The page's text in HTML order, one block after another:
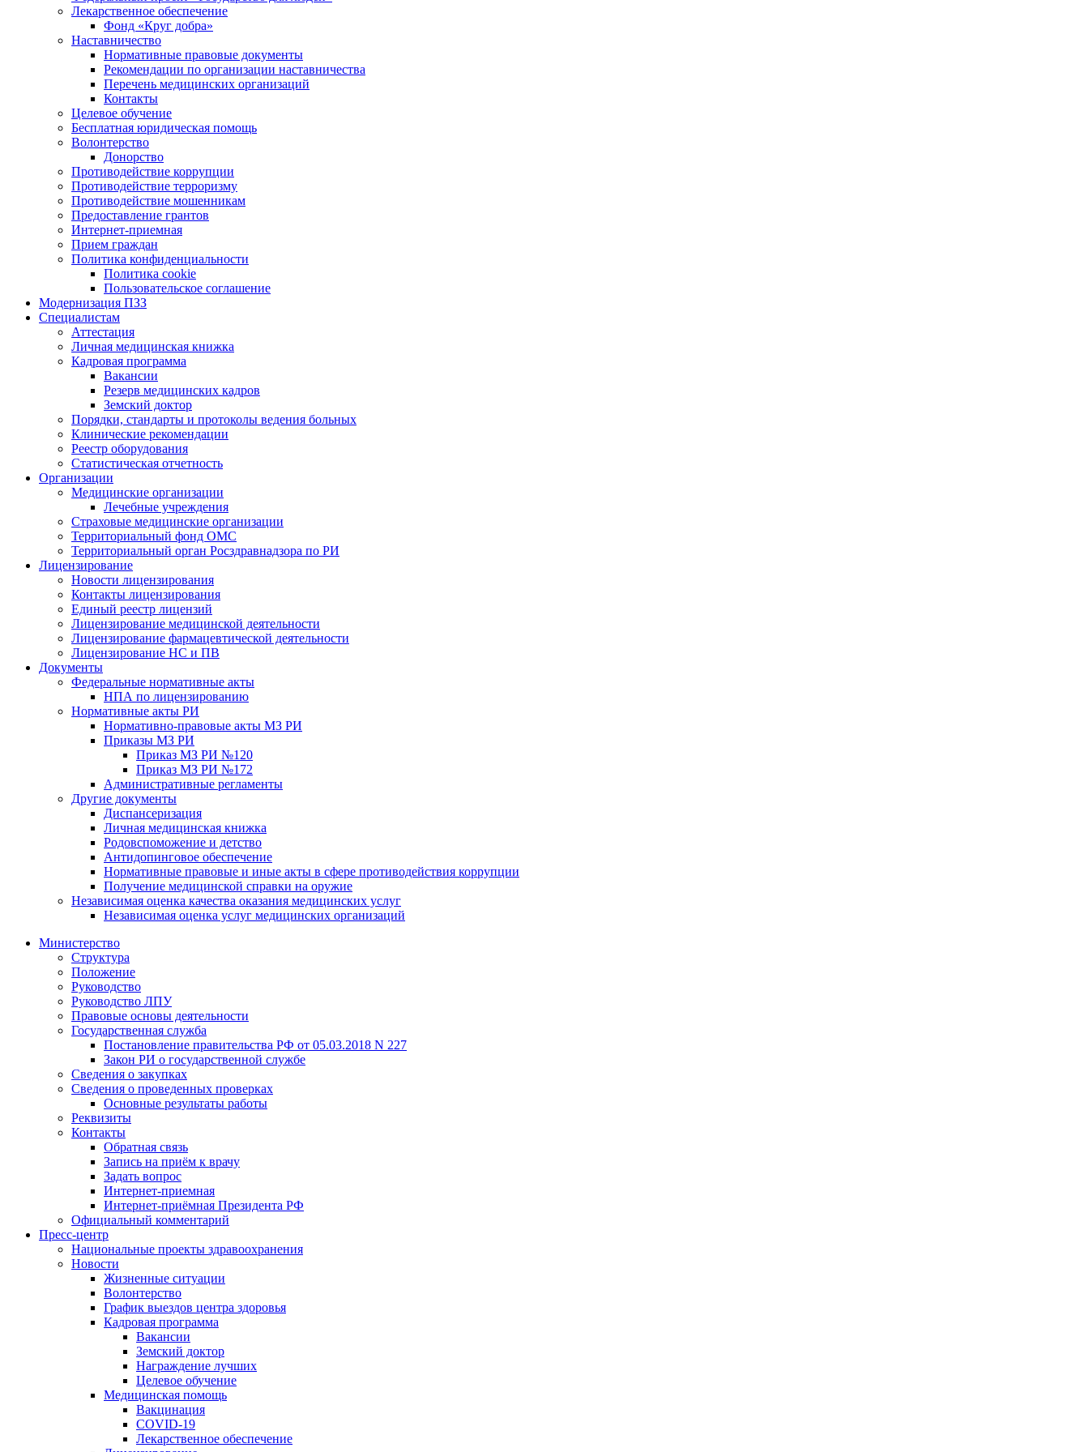
Лекарственное обеспечение
Фонд «Круг добра»
Наставничество
Нормативные правовые документы
Рекомендации по организации наставничества
Перечень медицинских организаций
Контакты
Целевое обучение
Бесплатная юридическая помощь
Волонтерство
Донорство
Противодействие коррупции
Противодействие терроризму
Противодействие мошенникам
Предоставление грантов
Интернет-приемная
Прием граждан
Политика конфиденциальности
Политика cookie
Пользовательское соглашение
Модернизация ПЗЗ
Специалистам
Аттестация
Личная медицинская книжка
Кадровая программа
Вакансии
Резерв медицинских кадров
Земский доктор
Порядки, стандарты и протоколы ведения больных
Клинические рекомендации
Реестр оборудования
Статистическая отчетность
Организации
Медицинские организации
Лечебные учреждения
Страховые медицинские организации
Территориальный фонд ОМС
Территориальный орган Росздравнадзора по РИ
Лицензирование
Новости лицензирования
Контакты лицензирования
Единый реестр лицензий
Лицензирование медицинской деятельности
Лицензирование фармацевтической деятельности
Лицензирование НС и ПВ
Документы
Федеральные нормативные акты
НПА по лицензированию
Нормативные акты РИ
Нормативно-правовые акты МЗ РИ
Приказы МЗ РИ
Приказ МЗ РИ №120
Приказ МЗ РИ №172
Административные регламенты
Другие документы
Диспансеризация
Личная медицинская книжка
Родовспоможение и детство
Антидопинговое обеспечение
Нормативные правовые и иные акты в сфере противодействия коррупции
Получение медицинской справки на оружие
Независимая оценка качества оказания медицинских услуг
Независимая оценка услуг медицинскиx организаций
Министерство
Структура
Положение
Руководство
Руководство ЛПУ
Правовые основы деятельности
Государственная служба
Постановление правительства РФ от 05.03.2018 N 227
Закон РИ о государственной службе
Сведения о закупках
Сведения о проведенных проверках
Основные результаты работы
Реквизиты
Контакты
Обратная связь
Запись на приём к врачу
Задать вопрос
Интернет-приемная
Интернет-приёмная Президента РФ
Официальный комментарий
Пресс-центр
Национальные проекты здравоохранения
Новости
Жизненные ситуации
Волонтерство
График выездов центра здоровья
Кадровая программа
Вакансии
Земский доктор
Награждение лучших
Целевое обучение
Медицинская помощь
Вакцинация
COVID-19
Лекарственное обеспечение